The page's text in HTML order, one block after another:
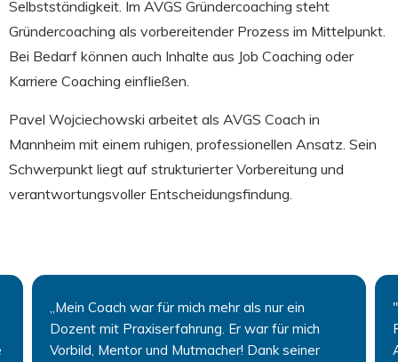
Selbstständigkeit. Im AVGS Gründercoaching steht
Gründercoaching als vorbereitender Prozess im Mittelpunkt.
Bei Bedarf können auch Inhalte aus Job Coaching oder
Karriere Coaching einfließen.
Pavel Wojciechowski arbeitet als AVGS Coach in
Mannheim mit einem ruhigen, professionellen Ansatz. Sein
Schwerpunkt liegt auf strukturierter Vorbereitung und
verantwortungsvoller Entscheidungsfindung.
„Mein Coach war für mich mehr als nur ein
Dozent mit Praxiserfahrung. Er war für mich
Vorbild, Mentor und Mutmacher! Dank seiner